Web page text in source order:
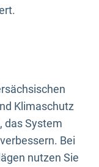
Klimaschutz
das System
Bei
nutzen Sie